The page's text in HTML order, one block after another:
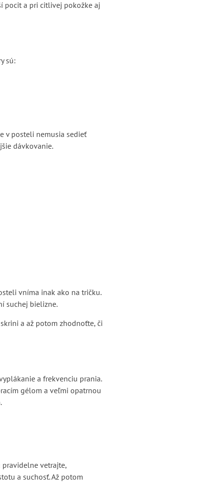
pocit a pri citlivej pokožke aj
sú:
v posteli nemusia sedieť
dávkovanie.
vníma inak ako na tričku.
suchej bielizne.
a až potom zhodnoťte, či
a frekvenciu prania.
gélom a veľmi opatrnou
vetrajte,
a suchosť. Až potom